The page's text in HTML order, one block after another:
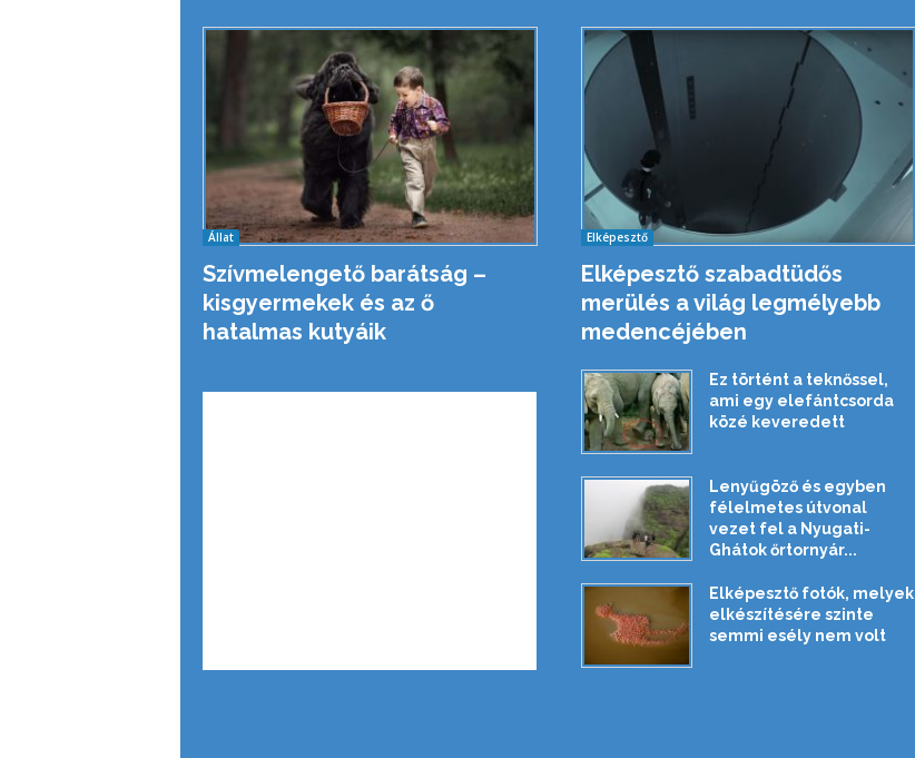
Állat
Szívmelengető barátság –
kisgyermekek és az ő
hatalmas kutyáik
Elképesztő
Elképesztő szabadtüdős
merülés a világ legmélyebb
medencéjében
Ez történt a teknőssel,
ami egy elefántcsorda
közé keveredett
Lenyűgöző és egyben
félelmetes útvonal
vezet fel a Nyugati-
Ghátok őrtornyár...
Elképesztő fotók, melyek
elkészítésére szinte
semmi esély nem volt